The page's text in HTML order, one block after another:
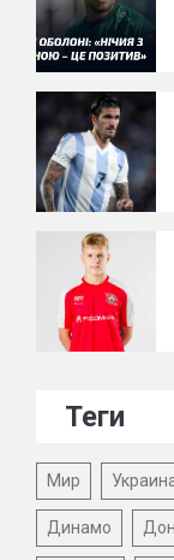
Теги
Мир
Динамо